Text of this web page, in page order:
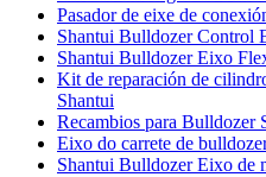
Pasador de eixe de
Shantui Bulldozer Control
Shantui Bulldozer Eixo
Kit de reparación de
Shantui
Recambios para Bulldozer
Eixo do carrete de
Shantui Bulldozer Eixo de